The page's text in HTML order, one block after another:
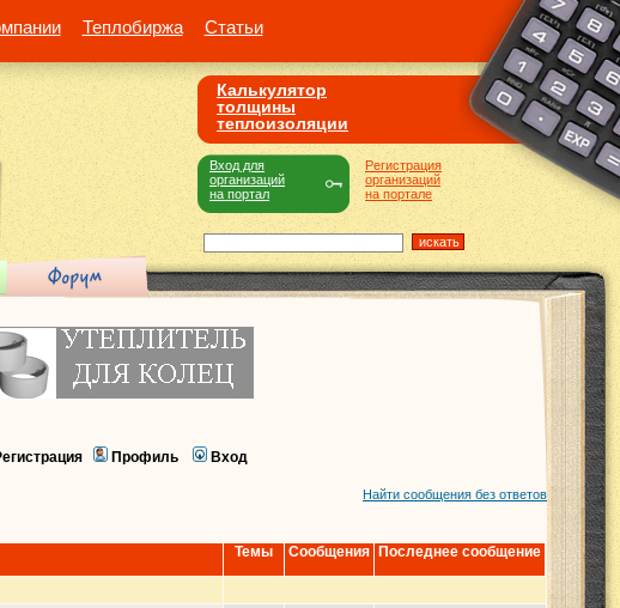
Теплобиржа Статьи
Калькулятор
толщины
теплоизоляции
Регистрация
организаций
на портале
Вход для
организаций
на портал
Профиль Вход
Найти сообщения без ответов
Темы Сообщения Последнее сообщение